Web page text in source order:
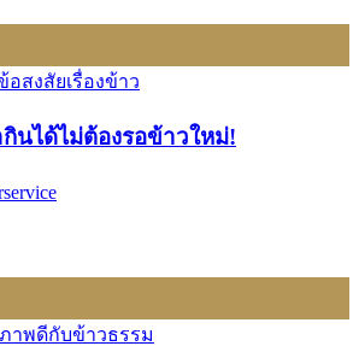
อสงสัยเรื่องข้าว
นได้ไม่ต้องรอข้าวใหม่!
าพดีกับข้าวธรรม